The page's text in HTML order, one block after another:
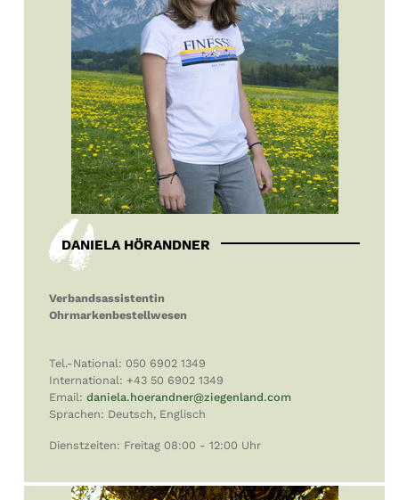
DANIELA HÖRANDNER
Verbandsassistentin
Ohrmarkenbestellwesen
Tel.-National: 050 6902 1349
International: +43 50 6902 1349
Email:daniela.hoerandner@ziegenland.com
Sprachen: Deutsch, Englisch
Dienstzeiten: Freitag 08:00 - 12:00 Uhr